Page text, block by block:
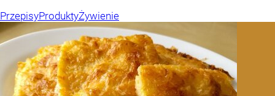
PrzepisyProduktyŻywienie